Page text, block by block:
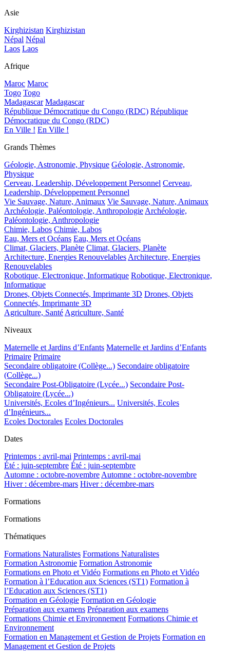
Asie
Kirghizistan Kirghizistan
Népal Népal
Laos Laos
Afrique
Maroc Maroc
Togo Togo
Madagascar Madagascar
République Démocratique du Congo (RDC) République
Démocratique du Congo (RDC)
En Ville ! En Ville !
Grands Thèmes
Géologie, Astronomie, Physique Géologie, Astronomie,
Physique
Cerveau, Leadership, Développement Personnel Cerveau,
Leadership, Développement Personnel
Vie Sauvage, Nature, Animaux Vie Sauvage, Nature, Animaux
Archéologie, Paléontologie, Anthropologie Archéologie,
Paléontologie, Anthropologie
Chimie, Labos Chimie, Labos
Eau, Mers et Océans Eau, Mers et Océans
Climat, Glaciers, Planète Climat, Glaciers, Planète
Architecture, Energies Renouvelables Architecture, Energies
Renouvelables
Robotique, Electronique, Informatique Robotique, Electronique,
Informatique
Drones, Objets Connectés, Imprimante 3D Drones, Objets
Connectés, Imprimante 3D
Agriculture, Santé Agriculture, Santé
Niveaux
Maternelle et Jardins d’Enfants Maternelle et Jardins d’Enfants
Primaire Primaire
Secondaire obligatoire (Collège...) Secondaire obligatoire
(Collège...)
Secondaire Post-Obligatoire (Lycée...) Secondaire Post-
Obligatoire (Lycée...)
Universités, Ecoles d’Ingénieurs... Universités, Ecoles
d’Ingénieurs...
Ecoles Doctorales Ecoles Doctorales
Dates
Printemps : avril-mai Printemps : avril-mai
Été : juin-septembre Été : juin-septembre
Automne : octobre-novembre Automne : octobre-novembre
Hiver : décembre-mars Hiver : décembre-mars
Formations
Formations
Thématiques
Formations Naturalistes Formations Naturalistes
Formation Astronomie Formation Astronomie
Formations en Photo et Vidéo Formations en Photo et Vidéo
Formation à l’Education aux Sciences (ST1) Formation à
l’Education aux Sciences (ST1)
Formation en Géologie Formation en Géologie
Préparation aux examens Préparation aux examens
Formations Chimie et Environnement Formations Chimie et
Environnement
Formation en Management et Gestion de Projets Formation en
Management et Gestion de Projets